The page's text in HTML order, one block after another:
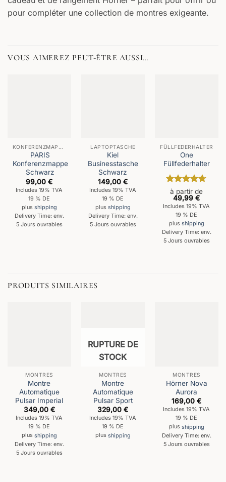
pour compléter une collection de montres exigeante.
VOUS AIMEREZ PEUT-ÊTRE AUSSI…
KONFERENZMAPPEN
PARIS
Konferenzmappe
Schwarz
99,00€
Includes 19% TVA
19 % DE
plus shipping
Delivery Time: env.
5 Jours ouvrables
LAPTOPTASCHE
Kiel
Businesstasche
Schwarz
149,00€
Includes 19% TVA
19 % DE
plus shipping
Delivery Time: env.
5 Jours ouvrables
FÜLLFEDERHALTER
One
Füllfederhalter
Note4.67
sur 5
à partir de
49,99€
Includes 19% TVA
19 % DE
plus shipping
Delivery Time: env.
5 Jours ouvrables
PRODUITS SIMILAIRES
MONTRES
Montre
Automatique
Pulsar Imperial
349,00 €
Includes 19% TVA
19 % DE
plus shipping
Delivery Time: env.
5 Jours ouvrables
RUPTURE DE
STOCK
MONTRES
Montre
Automatique
Pulsar Sport
329,00€
Includes 19% TVA
19 % DE
plus shipping
MONTRES
Hörner Nova
Aurora
169,00€
Includes 19% TVA
19 % DE
plus shipping
Delivery Time: env.
5 Jours ouvrables